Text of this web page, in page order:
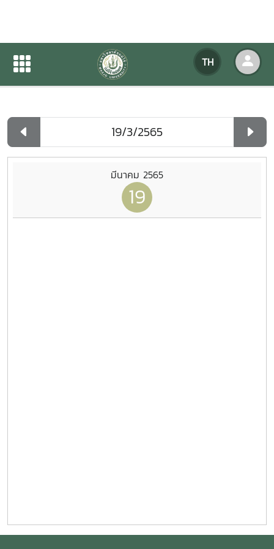
TH
ปฏิทินกิจกรรมของหน่วยงาน
ปฏิทินกิจกรรมของหน่วยงาน
มีนาคม 2565
19